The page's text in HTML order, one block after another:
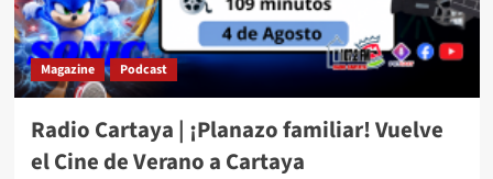
Magazine Podcast
Radio Cartaya | ¡Planazo familiar! Vuelve
el Cine de Verano a Cartaya